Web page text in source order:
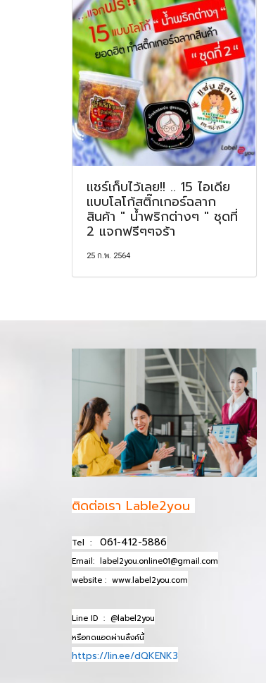
แชร์เก็บไว้เลย!! .. 15 ไอเดีย
แบบโลโก้สติ๊กเกอร์ฉลาก
สินค้า " น้ำพริกต่างๆ " ชุดที่
2 แจกฟรีๆๆจร้า
25 ก.พ. 2564
ติดต่อเรา Lable2you
Tel : 061-412-5886
Email: label2you.online01@gmail.com
website : www.label2you.com
Line ID : @label2you
หรือกดแอดผ่านลิ้งค์นี้
https://lin.ee/dQKENK3